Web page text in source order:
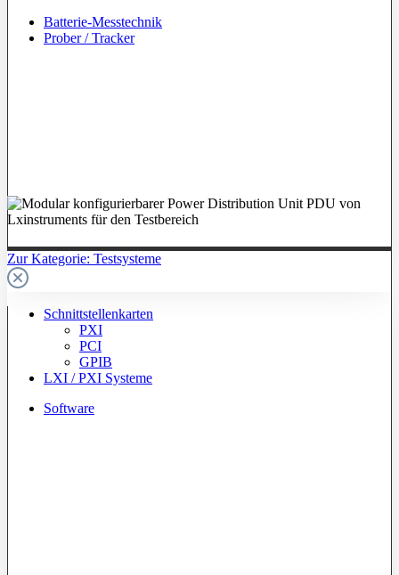
Batterie-Messtechnik
Prober / Tracker
Zur Kategorie: Testsysteme
Schnittstellenkarten
PXI
PCI
GPIB
LXI / PXI Systeme
Software